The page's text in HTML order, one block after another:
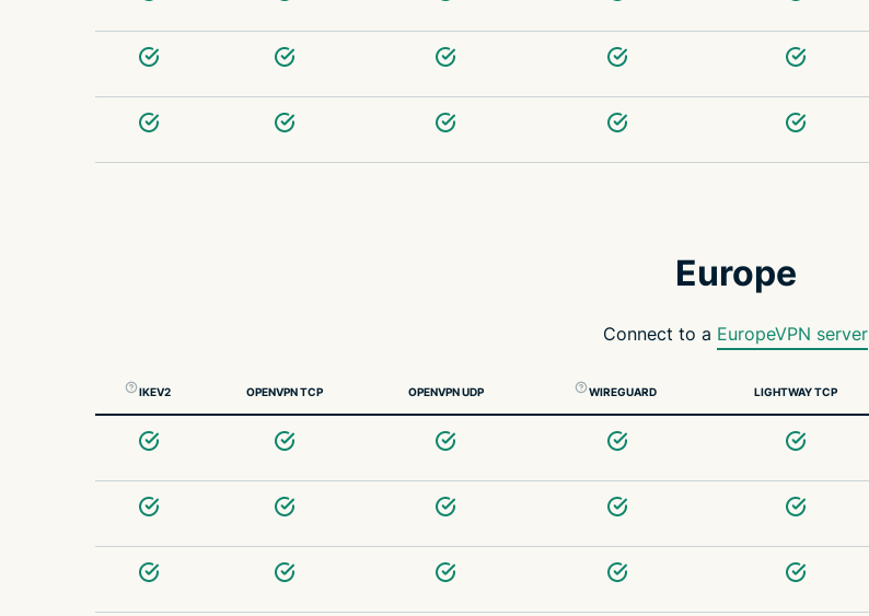
Europe
Connect to a EuropeVPN server
LIGHTWAY TCP
WIREGUARD
OPENVPN UDP
OPENVPN TCP
IKEV2